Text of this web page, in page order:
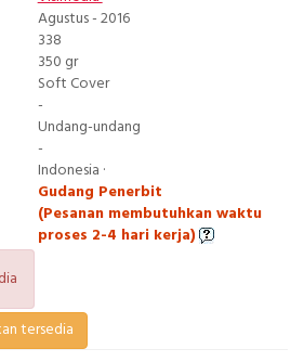
Agustus - 2016
338
350 gr
Soft Cover
-
Undang-undang
-
Indonesia ·
Gudang Penerbit
(Pesanan membutuhkan waktu
proses 2-4 hari kerja)
tersedia